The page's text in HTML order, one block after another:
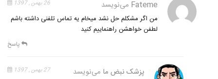
Fateme می‌نویسد 26 بهمن , 1397
من اگر مشکلم حل نشد میخام یه تماس تلفنی داشته باشم
لطفن خواهشن راهنماییم کنید
پاسخ
پزشک نبض ما می‌نویسد 27 بهمن , 1397